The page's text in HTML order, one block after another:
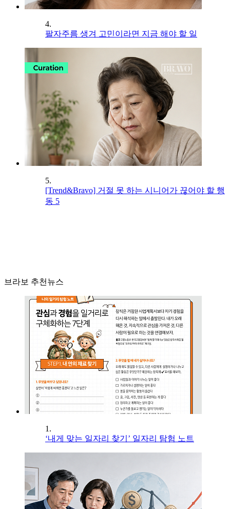
4.
팔자주름 생겨 고민이라면 지금 해야 할 일
5.
[Trend&Bravo] 거절 못 하는 시니어가 끊어야 할 행
동 5
브라보 추천뉴스
1.
‘내게 맞는 일자리 찾기’ 일자리 탐험 노트